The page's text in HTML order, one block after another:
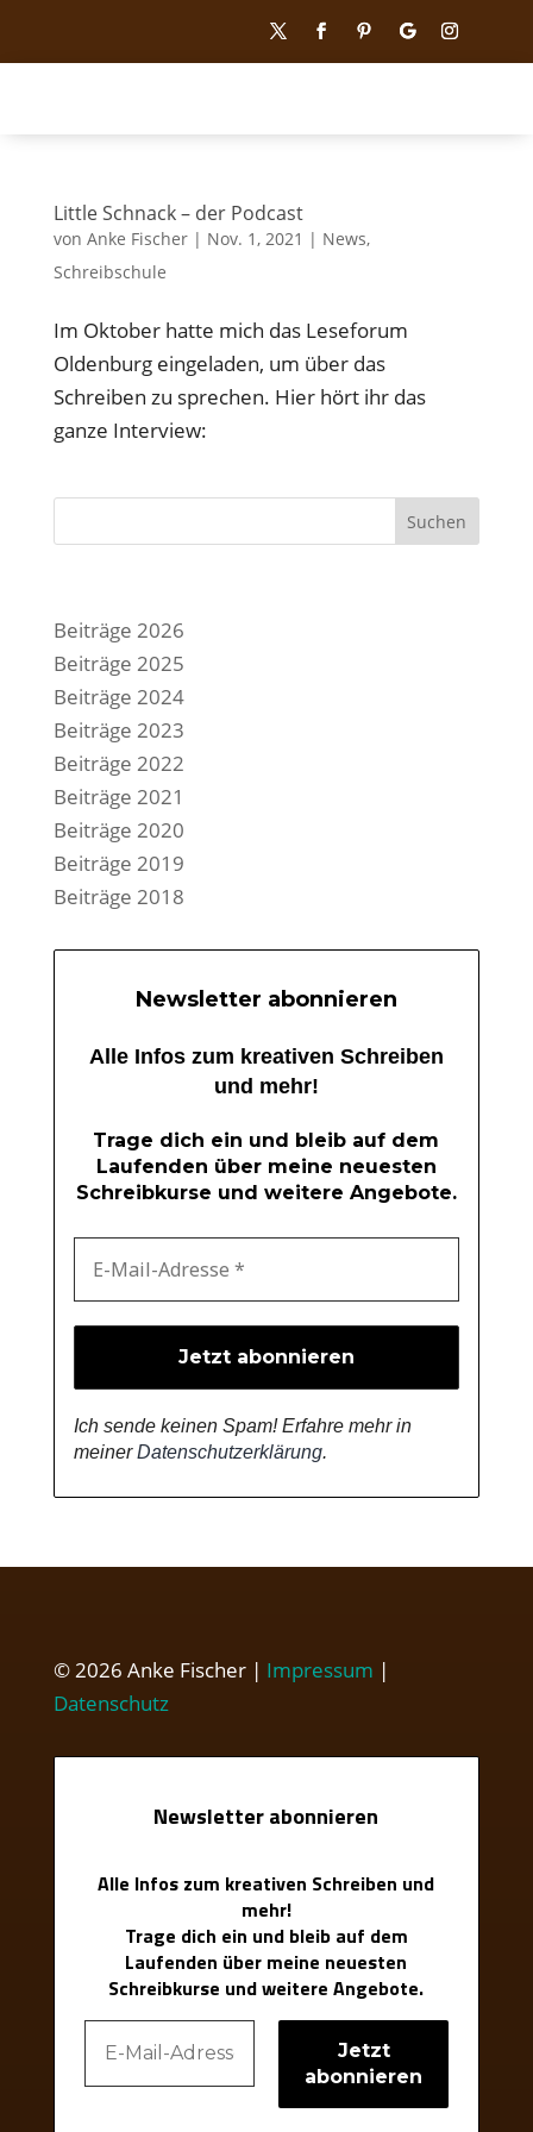
Little Schnack – der Podcast
von Anke Fischer| Nov. 1, 2021 | News,
Schreibschule
Im Oktober hatte mich das Leseforum
Oldenburg eingeladen, um über das
Schreiben zu sprechen. Hier hört ihr das
ganze Interview:
Suchen
Beiträge 2026
Beiträge 2025
Beiträge 2024
Beiträge 2023
Beiträge 2022
Beiträge 2021
Beiträge 2020
Beiträge 2019
Beiträge 2018
Newsletter abonnieren
Alle Infos zum kreativen Schreiben
und mehr!
Trage dich ein und bleib auf dem
Laufenden über meine neuesten
Schreibkurse und weitere Angebote.
Ich sende keinen Spam! Erfahre mehr in
meinerDatenschutzerklärung.
© 2026 Anke Fischer | Impressum |
Datenschutz
Newsletter abonnieren
Alle Infos zum kreativen Schreiben und
mehr!
Trage dich ein und bleib auf dem
Laufenden über meine neuesten
Schreibkurse und weitere Angebote.